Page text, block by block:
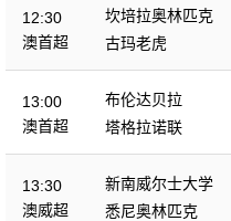
12:30
澳首超
坎培拉奥林匹克
古玛老虎
13:00
澳首超
布伦达贝拉
塔格拉诺联
13:30
澳威超
新南威尔士大学
悉尼奥林匹克